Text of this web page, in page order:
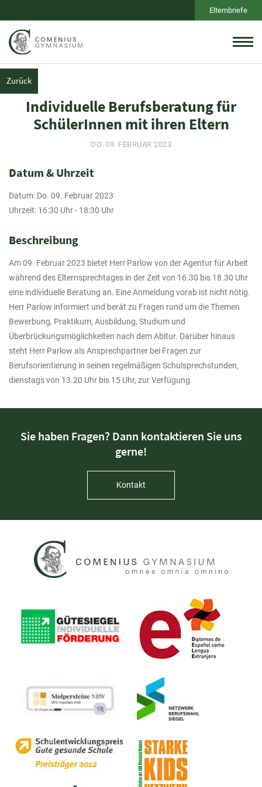
Elternbriefe
Zurück
Individuelle Berufsberatung für
SchülerInnen mit ihren Eltern
DO. 09. FEBRUAR 2023
Datum & Uhrzeit
Datum: Do. 09. Februar 2023
Uhrzeit: 16:30 Uhr - 18:30 Uhr
Beschreibung
Am 09. Februar 2023 bietet Herr Parlow von der Agentur für Arbeit
während des Elternsprechtages in der Zeit von 16.30 bis 18.30 Uhr
eine individuelle Beratung an. Eine Anmeldung vorab ist nicht nötig.
Herr Parlow informiert und berät zu Fragen rund um die Themen
Bewerbung, Praktikum, Ausbildung, Studium und
Überbrückungsmöglichkeiten nach dem Abitur. Darüber hinaus
steht Herr Parlow als Ansprechpartner bei Fragen zur
Berufsorientierung in seinen regelmäßigen Schulsprechstunden,
dienstags von 13.20 Uhr bis 15 Uhr, zur Verfügung.
Sie haben Fragen? Dann kontaktieren Sie uns
gerne!
Kontakt